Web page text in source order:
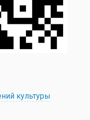
культуры